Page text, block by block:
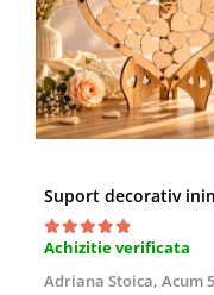
Achizitie verificata
Adriana Stoica, Acum